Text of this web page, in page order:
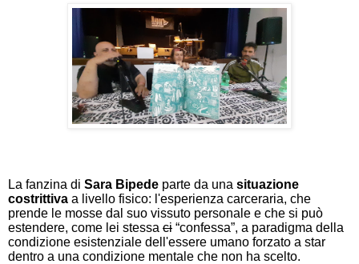
La fanzina di Sara Bipede parte da una situazione
costrittiva a livello fisico: l'esperienza carceraria, che
prende le mosse dal suo vissuto personale e che si può
estendere, come lei stessa ci “confessa”, a paradigma della
condizione esistenziale dell'essere umano forzato a star
dentro a una condizione mentale che non ha scelto.